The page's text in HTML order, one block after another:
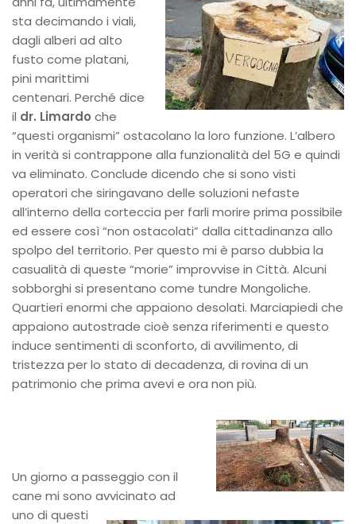
sta decimando i viali,
dagli alberi ad alto
fusto come platani,
pini marittimi
centenari. Perché dice
il dr. Limardo che
“questi organismi” ostacolano la loro funzione. L’albero
in verità si contrappone alla funzionalità del 5G e quindi
va eliminato. Conclude dicendo che si sono visti
operatori che siringavano delle soluzioni nefaste
all’interno della corteccia per farli morire prima possibile
ed essere così “non ostacolati” dalla cittadinanza allo
spolpo del territorio. Per questo mi è parso dubbia la
casualità di queste “morie” improvvise in Città. Alcuni
sobborghi si presentano come tundre Mongoliche.
Quartieri enormi che appaiono desolati. Marciapiedi che
appaiono autostrade cioè senza riferimenti e questo
induce sentimenti di sconforto, di avvilimento, di
tristezza per lo stato di decadenza, di rovina di un
patrimonio che prima avevi e ora non più.
Un giorno a passeggio con il
cane mi sono avvicinato ad
uno di questi